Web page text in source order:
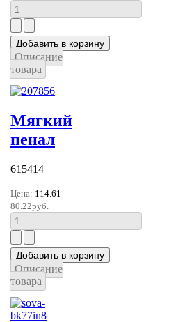
Описание
товара
Мягкий
пенал
615414
Цена: 114.61
80.22руб.
Описание
товара